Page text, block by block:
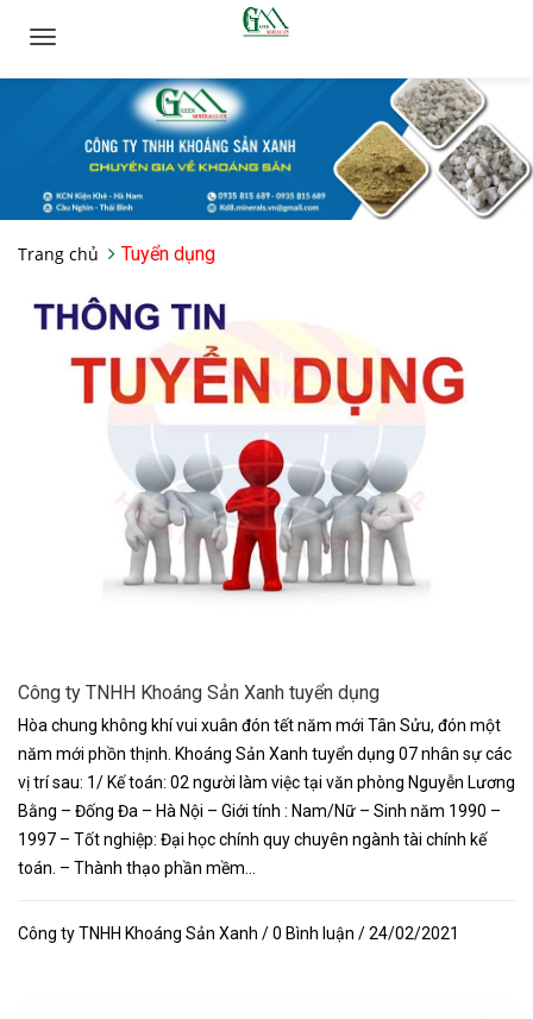
Toggle
Trang chủ Tuyển dụng
Công ty TNHH Khoáng Sản Xanh tuyển dụng
Hòa chung không khí vui xuân đón tết năm mới Tân Sửu, đón một
năm mới phồn thịnh. Khoáng Sản Xanh tuyển dụng 07 nhân sự các
vị trí sau: 1/ Kế toán: 02 người làm việc tại văn phòng Nguyễn Lương
Bằng – Đống Đa – Hà Nội – Giới tính : Nam/Nữ – Sinh năm 1990 –
1997 – Tốt nghiệp: Đại học chính quy chuyên ngành tài chính kế
toán. – Thành thạo phần mềm...
Công ty TNHH Khoáng Sản Xanh / 0 Bình luận / 24/02/2021